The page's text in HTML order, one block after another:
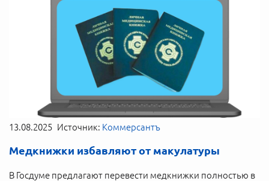
13.08.2025 Источник: Коммерсантъ
Медкнижки избавляют от макулатуры
В Госдуме предлагают перевести медкнижки полностью в